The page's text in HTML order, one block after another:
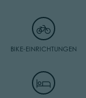
BIKE-EINRICHTUNGEN